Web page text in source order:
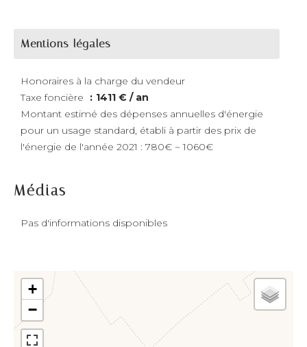
Mentions légales
Honoraires à la charge du vendeur
Taxe foncière
1411 € / an
Montant estimé des dépenses annuelles d'énergie
pour un usage standard, établi à partir des prix de
l'énergie de l'année 2021 : 780€ ~ 1060€
Médias
Pas d'informations disponibles
+
−